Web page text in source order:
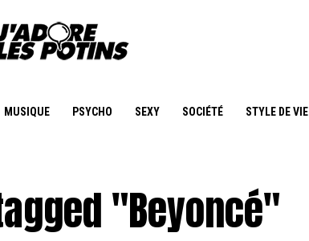
MUSIQUE PSYCHO SEXY SOCIÉTÉ STYLE DE VIE
"Beyoncé"